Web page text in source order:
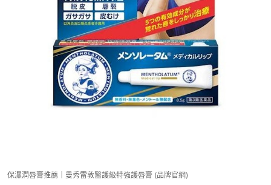
保濕潤唇膏推薦｜曼秀雷敦醫護級特強護唇膏 (品牌官網)